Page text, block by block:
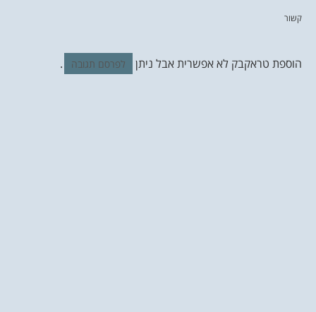
קשור
הוספת טראקבק לא אפשרית אבל ניתן לפרסם תגובה .